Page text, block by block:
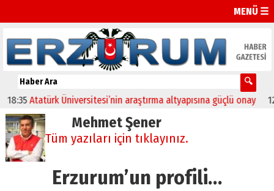
MENÜ ☰
Atatürk Üniversitesi’nin araştırma altyapısına güçlü onay 12:04
Mehmet Şener
Tüm yazıları için tıklayınız.
Erzurum’un profili…